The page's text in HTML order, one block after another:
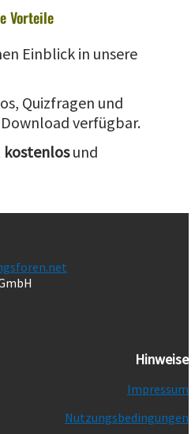
Vorteile
Einblick in unsere
Quizfragen und
verfügbar.
kostenlosund
Hinweise
Impressum
Nutzungsbedingungen